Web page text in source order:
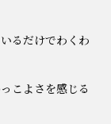
るだけでわくわ
こよさを感じる